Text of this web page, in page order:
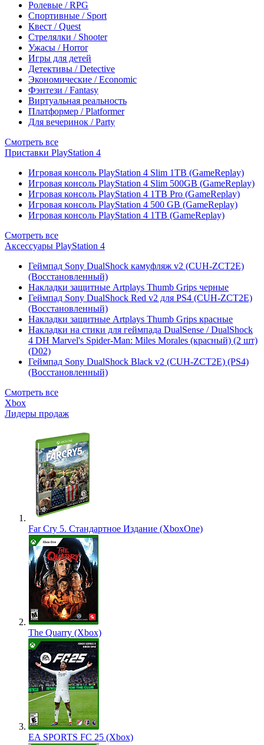
Ролевые / RPG
Спортивные / Sport
Квест / Quest
Стрелялки / Shooter
Ужасы / Horror
Игры для детей
Детективы / Detective
Экономические / Economic
Фэнтези / Fantasy
Виртуальная реальность
Платформер / Platformer
Для вечеринок / Party
Смотреть все
Приставки PlayStation 4
Игровая консоль PlayStation 4 Slim 1TB (GameReplay)
Игровая консоль PlayStation 4 Slim 500GB (GameReplay)
Игровая консоль PlayStation 4 1TB Pro (GameReplay)
Игровая консоль PlayStation 4 500 GB (GameReplay)
Игровая консоль PlayStation 4 1TB (GameReplay)
Смотреть все
Аксессуары PlayStation 4
Геймпад Sony DualShock камуфляж v2 (CUH-ZCT2E)
(Восстановленный)
Накладки защитные Artplays Thumb Grips черные
Геймпад Sony DualShock Red v2 для PS4 (CUH-ZCT2E)
(Восстановленный)
Накладки защитные Artplays Thumb Grips красные
Накладки на стики для геймпада DualSense / DualShock
4 DH Marvel's Spider-Man: Miles Morales (красный) (2 шт)
(D02)
Геймпад Sony DualShock Black v2 (CUH-ZCT2E) (PS4)
(Восстановленный)
Смотреть все
Xbox
Лидеры продаж
Far Cry 5. Стандартное Издание (XboxOne)
The Quarry (Xbox)
EA SPORTS FC 25 (Xbox)